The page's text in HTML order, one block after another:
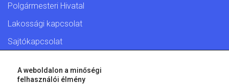
Polgármesteri Hivatal
Lakossági kapcsolat
Sajtókapcsolat
A weboldalon a minőségi
felhasználói élmény